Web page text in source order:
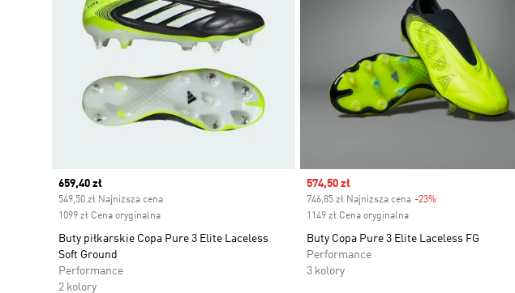
Current price
659,40 zł
549,50 zł Najniższa cena
1099 zł Cena oryginalna
Buty piłkarskie Copa Pure 3 Elite Laceless
Soft Ground
Performance
2 kolory
Sale price
574,50 zł
746,85 zł Najniższa cena -23%Discount
1149 zł Cena oryginalna
Buty Copa Pure 3 Elite Laceless FG
Performance
3 kolory